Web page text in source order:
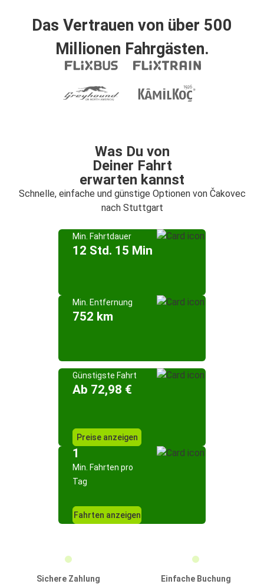
Das Vertrauen von über 500
Millionen Fahrgästen.
Was Du von
Deiner Fahrt
erwarten kannst
Schnelle, einfache und günstige Optionen von Čakovec
nach Stuttgart
Min. Fahrtdauer
12 Std. 15 Min
Min. Entfernung
752 km
Günstigste Fahrt
Ab 72,98 €
Preise anzeigen
1
Min. Fahrten pro
Tag
Fahrten anzeigen
Sichere Zahlung
Einfache Buchung